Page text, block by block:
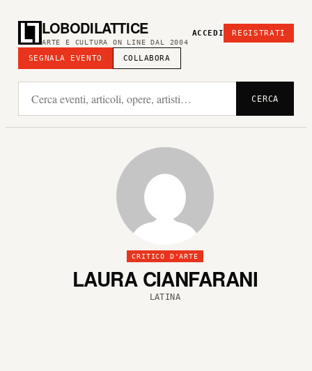
LOBODILATTICE
ARTE E CULTURA ON LINE DAL 2004
SEGNALA EVENTO COLLABORA
ACCEDI REGISTRATI
CERCA
CRITICO D'ARTE
LAURA CIANFARANI
LATINA